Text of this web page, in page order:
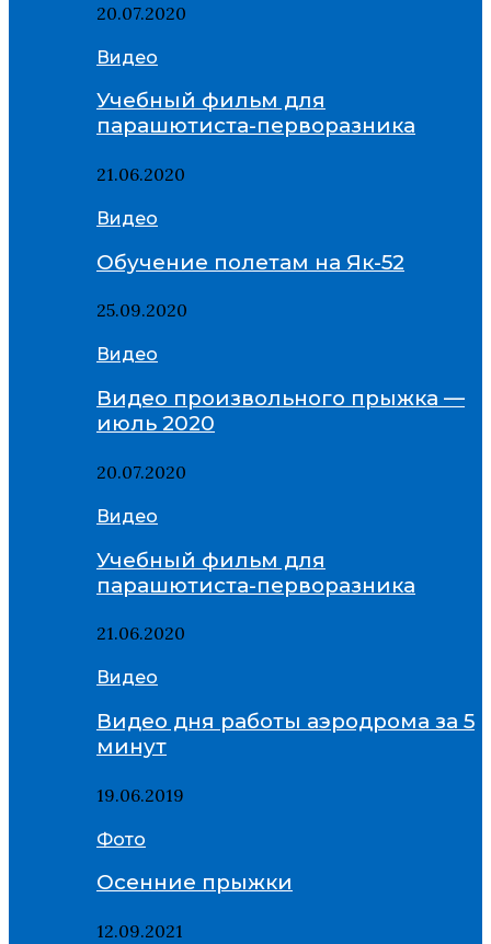
20.07.2020
Видео
Учебный фильм для
парашютиста-перворазника
21.06.2020
Видео
Обучение полетам на Як-52
25.09.2020
Видео
Видео произвольного прыжка —
июль 2020
20.07.2020
Видео
Учебный фильм для
парашютиста-перворазника
21.06.2020
Видео
Видео дня работы аэродрома за 5
минут
19.06.2019
Фото
Осенние прыжки
12.09.2021